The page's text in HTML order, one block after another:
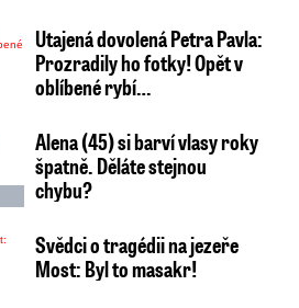
Utajená dovolená Petra Pavla:
Prozradily ho fotky! Opět v
oblíbené rybí…
Alena (45) si barví vlasy roky
špatně. Děláte stejnou
chybu?
Svědci o tragédii na jezeře
Most: Byl to masakr!